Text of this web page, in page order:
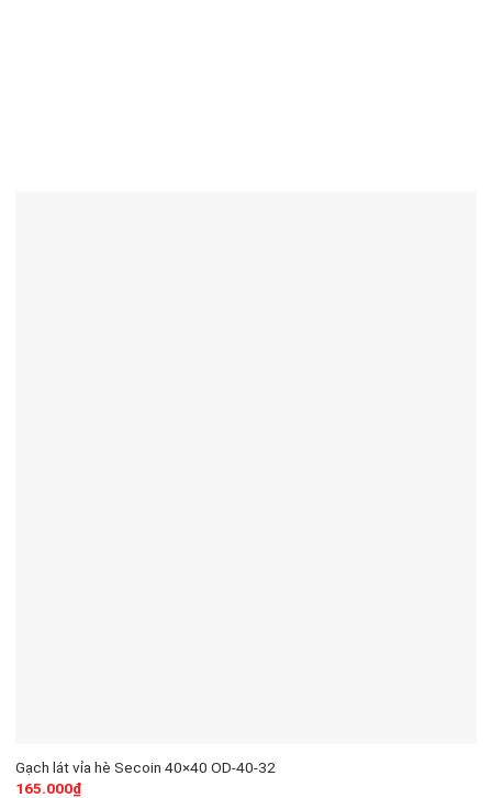
Gạch lát vỉa hè Secoin 40×40 OD-40-32
165.000₫